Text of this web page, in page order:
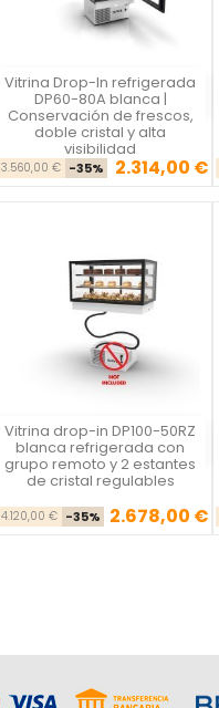
Vitrina Drop-In refrigerada
DP60-80A blanca |
Conservación de frescos,
doble cristal y alta
visibilidad
Precio base
3.560,00 € -35% Precio
2.314,00 €

Vista rápida
Vitrina drop-in DP100-50RZ
blanca refrigerada con
grupo remoto y 2 estantes
de cristal regulables
Precio base
4.120,00 € -35% Precio
2.678,00 €

Vista rápida